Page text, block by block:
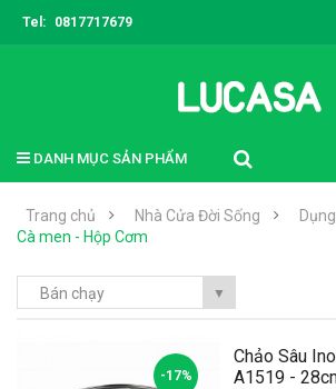
Tel: 0817717679
DANH MỤC SẢN PHẨM
Trang chủ Nhà Cửa Đời Sống
Cà men - Hộp Cơm
Bán chạy ▼
-17%
Chảo Sâu
A1519 -